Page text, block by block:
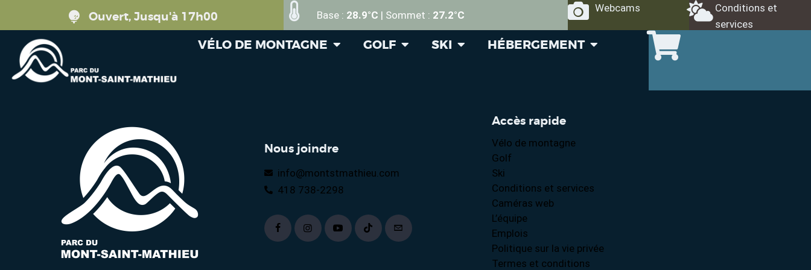
Ouvert, Jusqu'à 17h00 Base : 28.9°C | Sommet : 27.2°C
Webcams
Conditions et
services
VÉLO DE MONTAGNE GOLF SKI HÉBERGEMENT
Nous joindre
info@montstmathieu.com
418 738-2298
Accès rapide
Vélo de montagne
Golf
Ski
Conditions et services
Caméras web
L’équipe
Emplois
Politique sur la vie privée
Termes et conditions